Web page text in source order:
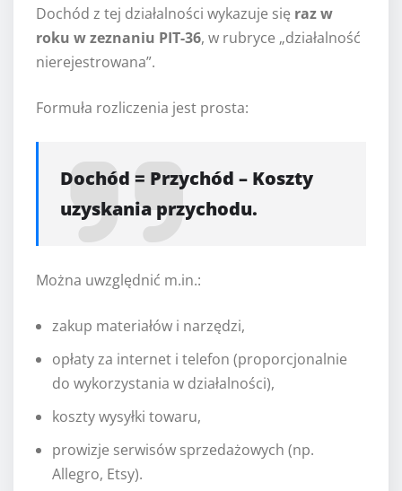
Dochód z tej działalności wykazuje się raz w
roku w zeznaniu PIT-36, w rubryce „działalność
nierejestrowana”.
Formuła rozliczenia jest prosta:
Dochód = Przychód – Koszty
uzyskania przychodu.
Można uwzględnić m.in.:
zakup materiałów i narzędzi,
opłaty za internet i telefon (proporcjonalnie
do wykorzystania w działalności),
koszty wysyłki towaru,
prowizje serwisów sprzedażowych (np.
Allegro, Etsy).